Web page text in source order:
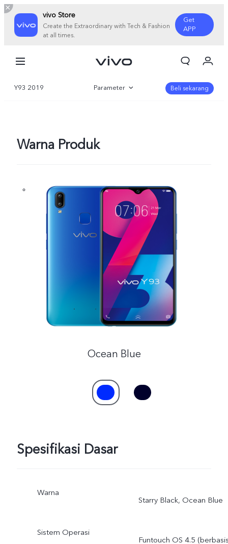
vivo Store
Create the Extraordinary with Tech & Fashion
at all times.
Get
APP
Indonesia | Pilih negara/wilayah
Keranjang
Masuk/Daftar
Y93 2019 Parameter Beli sekarang
Warna Produk
Ocean Blue
Spesifikasi Dasar
Warna
Starry Black, Ocean Blue
Sistem Operasi
Funtouch OS 4.5